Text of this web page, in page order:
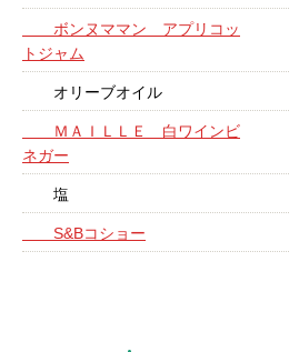
ボンヌママン アプリコッ
トジャム
オリーブオイル
ＭＡＩＬＬＥ 白ワインビ
ネガー
塩
S&Bコショー